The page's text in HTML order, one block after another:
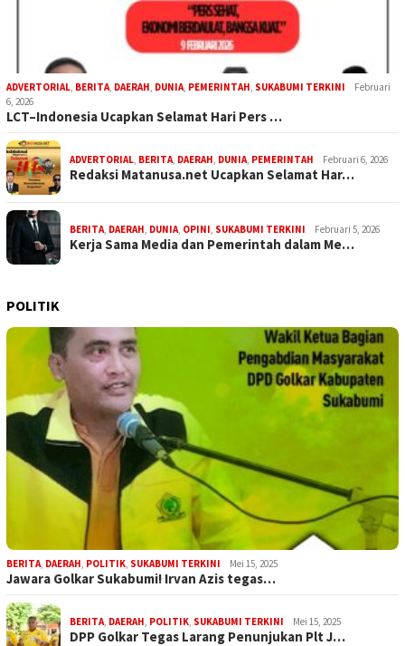
ADVERTORIAL BERITA DAERAH DUNIA PEMERINTAH SUKABUMI TERKINI
Februari
6, 2026
LCT–Indonesia Ucapkan Selamat Hari Pers …
ADVERTORIAL BERITA DAERAH DUNIA PEMERINTAH Februari 6, 2026
Redaksi Matanusa.net Ucapkan Selamat Har…
BERITA DAERAH DUNIA OPINI SUKABUMI TERKINI Februari 5, 2026
Kerja Sama Media dan Pemerintah dalam Me…
POLITIK
BERITA DAERAH POLITIK SUKABUMI TERKINI Mei 15, 2025
Jawara Golkar Sukabumi! Irvan Azis tegas…
BERITA DAERAH POLITIK SUKABUMI TERKINI Mei 15, 2025
DPP Golkar Tegas Larang Penunjukan Plt J…